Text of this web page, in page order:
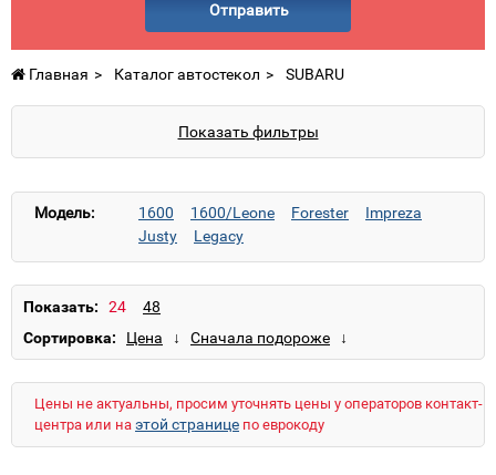
Отправить
Главная Каталог автостекол SUBARU
Показать фильтры
Модель: 1600 1600/Leone Forester
Impreza
Justy
Legacy
Показать:
Сортировка:
Цены не актуальны, просим уточнять цены у операторов контакт-
центра или на этой странице по еврокоду